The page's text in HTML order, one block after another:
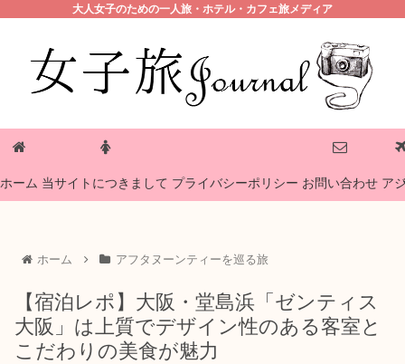
大人女子のための一人旅・ホテル・カフェ旅メディア
ホーム 当サイトにつきまして プライバシーポリシー お問い合わせ ア
ホーム アフタヌーンティーを巡る旅
【宿泊レポ】大阪・堂島浜「ゼンティス
大阪」は上質でデザイン性のある客室と
こだわりの美食が魅力